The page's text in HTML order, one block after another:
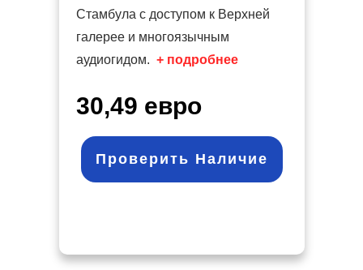
Стамбула с доступом к Верхней
галерее и многоязычным
аудиогидом. + подробнее
30,49 евро
Проверить Наличие